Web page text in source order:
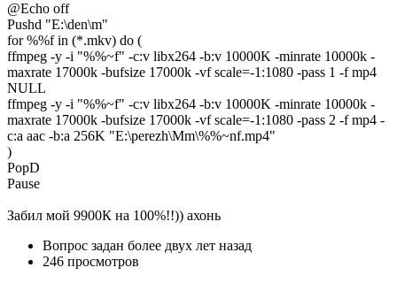
@Echo off
Pushd "E:\den\m"
for %%f in (*.mkv) do (
ffmpeg -y -i "%%~f" -c:v libx264 -b:v 10000K -minrate 10000k -
maxrate 17000k -bufsize 17000k -vf scale=-1:1080 -pass 1 -f mp4
NULL
ffmpeg -y -i "%%~f" -c:v libx264 -b:v 10000K -minrate 10000k -
maxrate 17000k -bufsize 17000k -vf scale=-1:1080 -pass 2 -f mp4 -
c:a aac -b:a 256K "E:\perezh\Mm\%%~nf.mp4"
)
PopD
Pause
Забил мой 9900К на 100%!!)) ахонь
Вопрос задан более двух лет назад
246 просмотров